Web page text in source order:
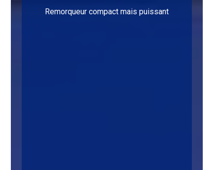
Remorqueur compact mais puissant